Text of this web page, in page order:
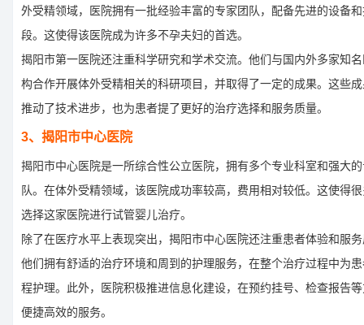
外受精领域，医院拥有一批经验丰富的专家团队，配备先进的设备
段。这使得该医院成为许多不孕夫妇的首选。
揭阳市第一医院还注重科学研究和学术交流。他们与国内外多家知
构合作开展体外受精相关的科研项目，并取得了一定的成果。这些
推动了技术进步，也为患者提了更好的治疗选择和服务质量。
3、揭阳市中心医院
揭阳市中心医院是一所综合性公立医院，拥有多个专业科室和强大
队。在体外受精领域，该医院成功率较高，费用相对较低。这使得
选择这家医院进行试管婴儿治疗。
除了在医疗水平上表现突出，揭阳市中心医院还注重患者体验和服
他们拥有舒适的治疗环境和周到的护理服务，在整个治疗过程中为
程护理。此外，医院积极推进信息化建设，在预约挂号、检查报告
便捷高效的服务。